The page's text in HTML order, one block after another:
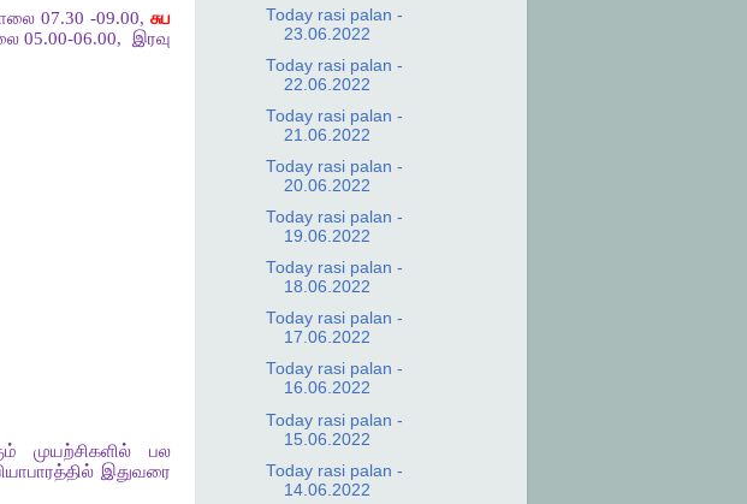
07.30 -09.00, சுப
05.00-06.00,
இரவு
முயற்சிகளில்
பல
இதுவரை
Today rasi palan -
23.06.2022
Today rasi palan -
22.06.2022
Today rasi palan -
21.06.2022
Today rasi palan -
20.06.2022
Today rasi palan -
19.06.2022
Today rasi palan -
18.06.2022
Today rasi palan -
17.06.2022
Today rasi palan -
16.06.2022
Today rasi palan -
15.06.2022
Today rasi palan -
14.06.2022